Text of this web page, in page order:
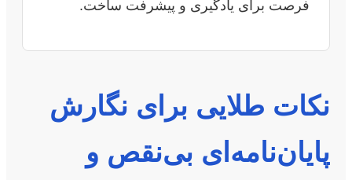
فرصت برای یادگیری و پیشرفت ساخت.
نکات طلایی برای نگارش
پایان‌نامه‌ای بی‌نقص و